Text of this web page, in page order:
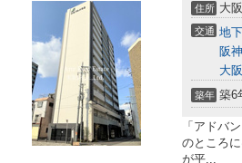
住所 大
交通 地
阪
大
築年 築6
「アドバ
のところ
が平...